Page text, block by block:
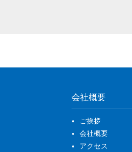
会社概要
ご挨拶
会社概要
アクセス